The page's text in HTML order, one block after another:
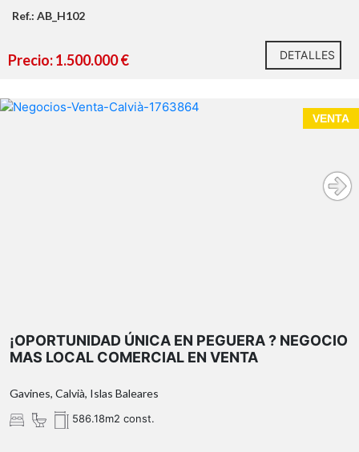
Ref.: AB_H102
Precio: 1.500.000 € DETALLES
VENTA
¡OPORTUNIDAD ÚNICA EN PEGUERA ? NEGOCIO
MAS LOCAL COMERCIAL EN VENTA
Gavines, Calvià, Islas Baleares
586.18m2 const.